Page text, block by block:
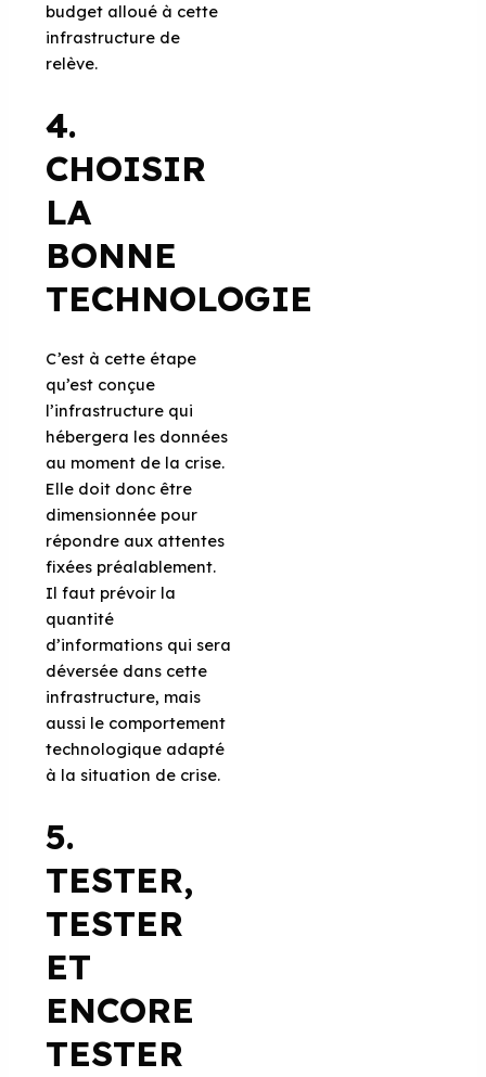
budget alloué à cette
infrastructure de
relève.
4.
CHOISIR
LA
BONNE
TECHNOLOGIE
C’est à cette étape
qu’est conçue
l’infrastructure qui
hébergera les données
au moment de la crise.
Elle doit donc être
dimensionnée pour
répondre aux attentes
fixées préalablement.
Il faut prévoir la
quantité
d’informations qui sera
déversée dans cette
infrastructure, mais
aussi le comportement
technologique adapté
à la situation de crise.
5.
TESTER,
TESTER
ET
ENCORE
TESTER